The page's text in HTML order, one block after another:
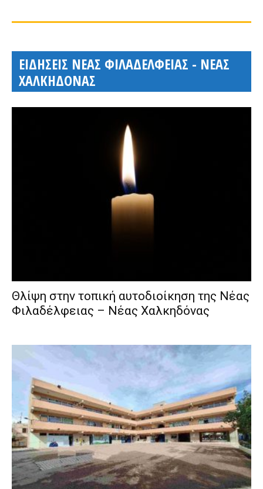
ΕΙΔΗΣΕΙΣ ΝΕΑΣ ΦΙΛΑΔΕΛΦΕΙΑΣ - ΝΕΑΣ
ΧΑΛΚΗΔΟΝΑΣ
Θλίψη στην τοπική αυτοδιοίκηση της Νέας
Φιλαδέλφειας – Νέας Χαλκηδόνας